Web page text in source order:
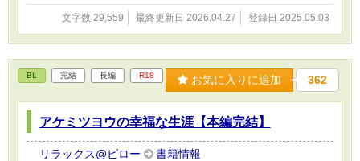
文字数 29,559 最終更新日 2026.04.27 登録日 2025.05.03
BL 完結 長編 R18 お気に入りに追加 362
アケミツヨウの幸福な生涯【本編完結】
リラックス@ピロー 書籍情報